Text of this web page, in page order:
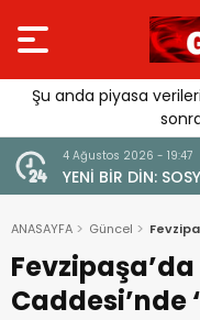
Şu anda piyasa
4 Ağustos 2026 - 19:47
YENİ BİR DİN:
ANASAYFA Güncel
Fevzipaşa’da
Caddesi’nde